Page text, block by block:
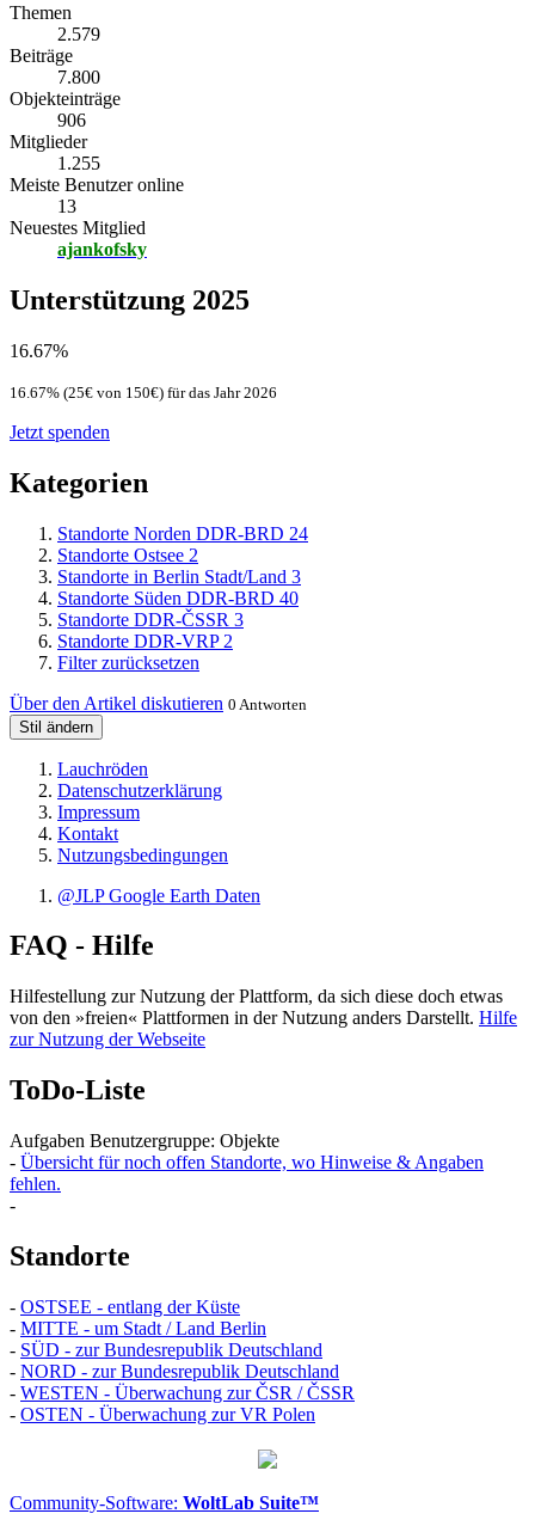
Themen
2.579
Beiträge
7.800
Objekteinträge
906
Mitglieder
1.255
Meiste Benutzer online
13
Neuestes Mitglied
ajankofsky
Unterstützung 2025
16.67%
16.67% (25€ von 150€) für das Jahr 2026
Jetzt spenden
Kategorien
Standorte Norden DDR-BRD 24
Standorte Ostsee 2
Standorte in Berlin Stadt/Land 3
Standorte Süden DDR-BRD 40
Standorte DDR-ČSSR 3
Standorte DDR-VRP 2
Filter zurücksetzen
Über den Artikel diskutieren 0 Antworten
Stil ändern
Lauchröden
Datenschutzerklärung
Impressum
Kontakt
Nutzungsbedingungen
@JLP Google Earth Daten
FAQ - Hilfe
Hilfestellung zur Nutzung der Plattform, da sich diese doch etwas
von den »freien« Plattformen in der Nutzung anders Darstellt. Hilfe
zur Nutzung der Webseite
ToDo-Liste
Aufgaben Benutzergruppe: Objekte
- Übersicht für noch offen Standorte, wo Hinweise & Angaben
fehlen.
-
Standorte
- OSTSEE - entlang der Küste
- MITTE - um Stadt / Land Berlin
- SÜD - zur Bundesrepublik Deutschland
- NORD - zur Bundesrepublik Deutschland
- WESTEN - Überwachung zur ČSR / ČSSR
- OSTEN - Überwachung zur VR Polen
Community-Software: WoltLab Suite™